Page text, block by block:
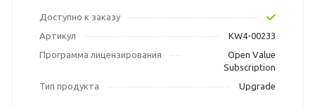
Доступно к заказу
Артикул
KW4-00233
Программа лицензирования
Open Value
Subscription
Тип продукта
Upgrade